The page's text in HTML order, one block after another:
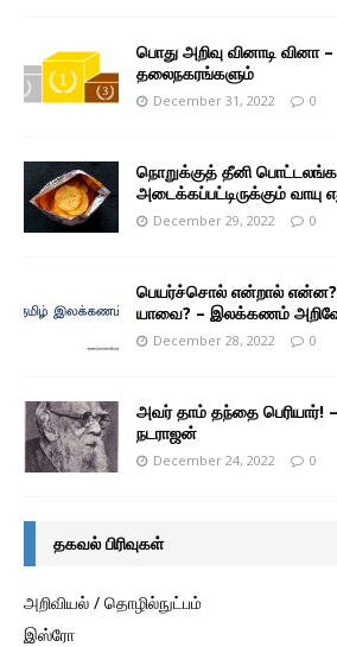
பொது அறிவு வினாடி வினா
தலைநகரங்களும்
December 31, 2022 0
நொறுக்குத் தீனி
அடைக்கப்பட்டிருக்கும் வாயு
December 29, 2022 0
பெயர்ச்சொல் என்றால்
யாவை? – இலக்கணம்
December 28, 2022 0
அவர் தாம் தந்தை பெரியார்! –
நடராஜன்
December 24, 2022 0
தகவல் பிரிவுகள்
அறிவியல் / தொழில்நுட்பம்
இஸ்ரோ